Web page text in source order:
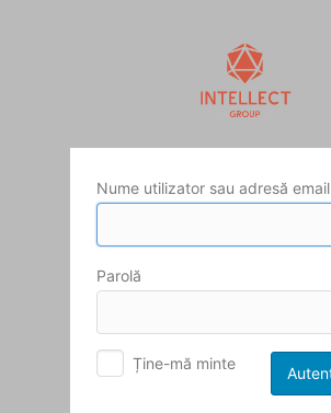
Nume utilizator sau adresă email
Parolă
Ține-mă minte